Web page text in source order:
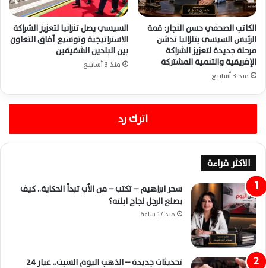
الكاتب الصحفي حسن النجار: قمة
الرئيس السيسي بتنزانيا تدشن
مرحلة جديدة لتعزيز الشراكة
الإفريقية والتنمية المشتركة
منذ 3 أسابيع
السيسي يصل تنزانيا لتعزيز الشراكة
الاستراتيجية وتوسيع آفاق التعاون
بين البلدين الشقيقين
منذ 3 أسابيع
اترك رد
الاكثر قراءة
سحر ابراهيم – تكتب – من الأب تبدأ الحكاية.. كيف
يصنع الرجل نجاح ابنته؟
منذ 17 ساعة
تحديثات جديدة – الذهب اليوم السبت.. عيار 24